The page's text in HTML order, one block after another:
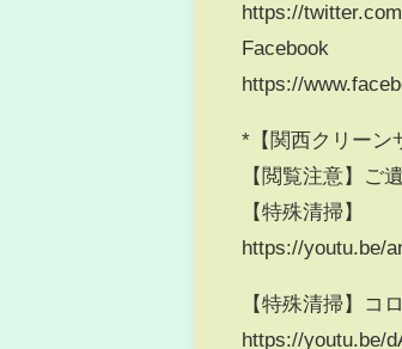
https://
Facebook
https://
*【関西クリーン
【閲覧注意】ご
【特殊清掃】
https://youtu.be/
【特殊清掃】コ
https://youtu.be/